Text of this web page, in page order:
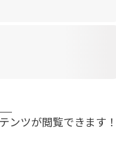
ンツが閲覧できます